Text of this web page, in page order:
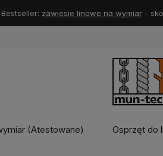
Bestseller: zawiesie linowe na wymiar -
(Atestowane) Osprzęt do